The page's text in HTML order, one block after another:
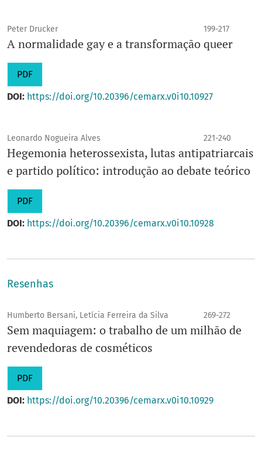
Peter Drucker 199-217
A normalidade gay e a transformação queer
PDF
DOI: https://doi.org/10.20396/cemarx.v0i10.10927
Leonardo Nogueira Alves 221-240
Hegemonia heterossexista, lutas antipatriarcais
e partido político: introdução ao debate teórico
PDF
DOI: https://doi.org/10.20396/cemarx.v0i10.10928
Resenhas
Humberto Bersani, Letícia Ferreira da Silva 269-272
Sem maquiagem: o trabalho de um milhão de
revendedoras de cosméticos
PDF
DOI: https://doi.org/10.20396/cemarx.v0i10.10929